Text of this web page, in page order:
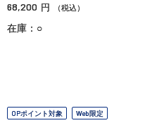
68,200 円 （税込）
在庫：○
OPポイント対象 Web限定